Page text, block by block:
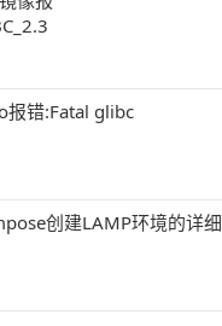
错:Fatal glibc
创建LAMP环境的详细